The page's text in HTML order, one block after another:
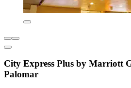
City Express Plus by Marriott
Palomar